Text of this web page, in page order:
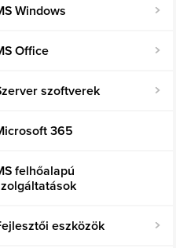
Windows
Office
szoftverek
365
felhőalapú
eszközök